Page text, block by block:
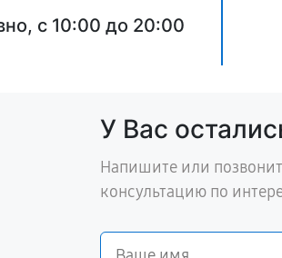
с 10:00 до 20:00
У Вас
Напишите или
консультацию по